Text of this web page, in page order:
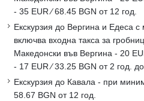
- 35 EUR ∕ 68.45 BGN от 12 год.
Екскурзия до Вергина и Едеса с
включва входна такса за
Македонски във Вергина - 20
- 17 EUR ∕ 33.25 BGN от 2 год.
Екскурзия до Кавала - при
58.67 BGN от 12 год.